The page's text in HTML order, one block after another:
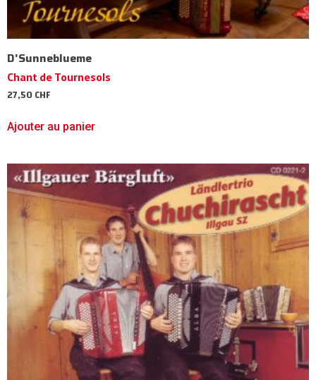
D'Sunneblueme
Chant de Tournesols
27,50CHF
Ajouter au panier